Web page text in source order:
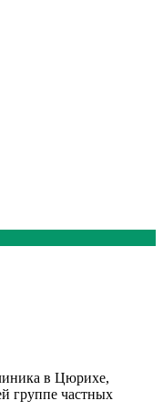
в Цюрихе,
группе частных